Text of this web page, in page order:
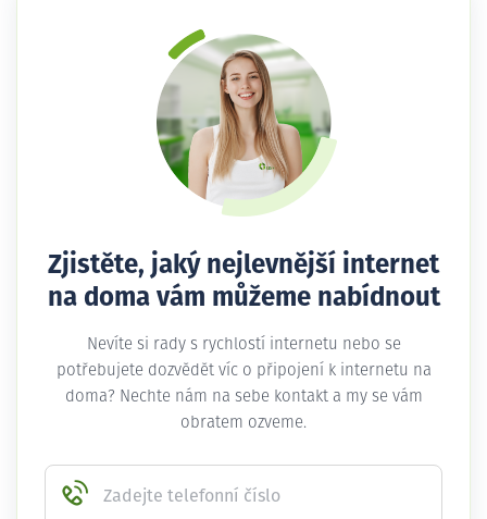
Zjistěte, jaký nejlevnější internet
na doma vám můžeme nabídnout
Nevíte si rady s rychlostí internetu nebo se
potřebujete dozvědět víc o připojení k internetu na
doma? Nechte nám na sebe kontakt a my se vám
obratem ozveme.
Zadejte telefonní číslo